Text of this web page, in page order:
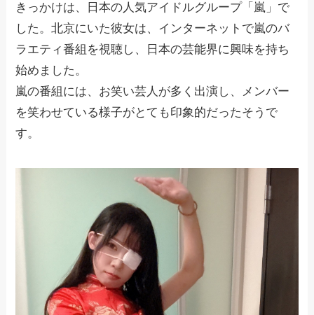
きっかけは、日本の人気アイドルグループ「嵐」で
した。北京にいた彼女は、インターネットで嵐のバ
ラエティ番組を視聴し、日本の芸能界に興味を持ち
始めました。
嵐の番組には、お笑い芸人が多く出演し、メンバー
を笑わせている様子がとても印象的だったそうで
す。